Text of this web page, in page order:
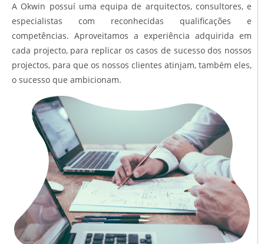
A Okwin possuí uma equipa de arquitectos, consultores, e
especialistas com reconhecidas qualificações e
competências. Aproveitamos a experiência adquirida em
cada projecto, para replicar os casos de sucesso dos nossos
projectos, para que os nossos clientes atinjam, também eles,
o sucesso que ambicionam.